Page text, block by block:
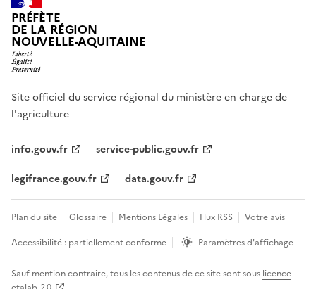
PRÉFÈTE
DE LA RÉGION
NOUVELLE-AQUITAINE
Site officiel du service régional du ministère en charge de
l'agriculture
info.gouv.fr
service-public.gouv.fr
legifrance.gouv.fr
data.gouv.fr
Plan du site Glossaire Mentions Légales Flux RSS
Votre avis
Accessibilité : partiellement conforme
Paramètres d'affichage
Sauf mention contraire, tous les contenus de ce site sont sous licence